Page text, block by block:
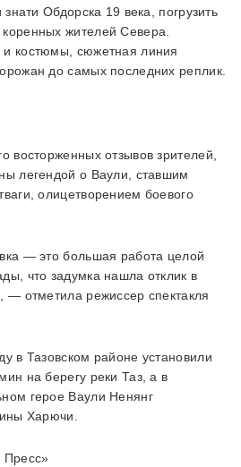
знати Обдорска 19 века, погрузить
жителей Севера.
костюмы, сюжетная линия
до самых последних реплик.
восторженных отзывов зрителей,
легендой о Ваули, ставшим
олицетворением боевого
— это большая работа целой
что задумка нашла отклик в
— отметила режиссер спектакля
в Тазовском районе установили
на берегу реки Таз, а в
герое Ваули Ненянг
Харючи.